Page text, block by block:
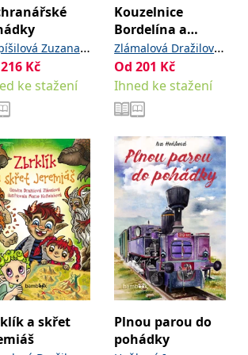
Zuzana,
Zdeňka
216 Kč
ke stažení
Kouzelnice
Bordelína a
čarodějnice
Křiklavice
Zlámalová Dražilová
Sandra, Koželuhová
Marie
Od201 Kč
Ihned ke stažení
a skřet
Plnou parou do
pohádky